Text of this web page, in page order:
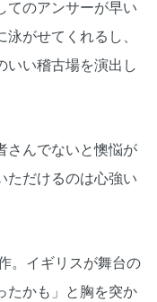
てのアンサーが早い
がせてくれるし、
いい稽古場を演出し
さんでないと懊悩が
ただけるのは心強い
。イギリスが舞台の
たかも」と胸を突か